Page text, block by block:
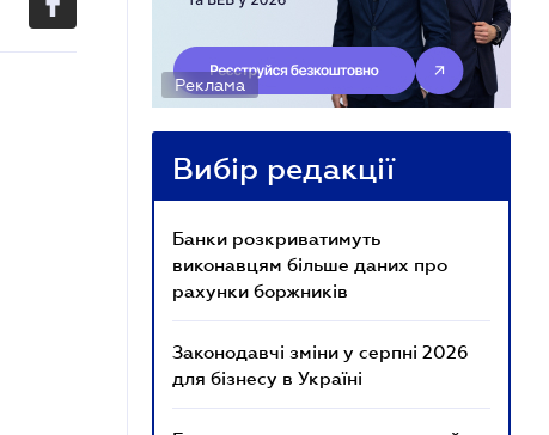
Реклама
Вибір редакції
Банки розкриватимуть
виконавцям більше даних про
рахунки боржників
Законодавчі зміни у серпні 2026
для бізнесу в Україні